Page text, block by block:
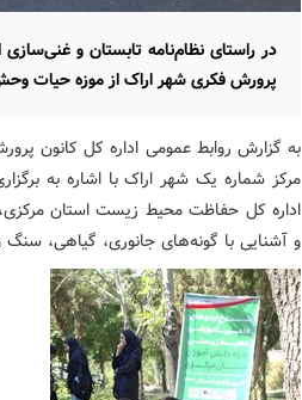
در راستای نظام‌نامه تابستان و
پرورش فکری شهر اراک از موزه حیات
به گزارش روابط عمومی اداره کل کانون
مرکز شماره یک شهر اراک با اشاره به
اداره کل حفاظت محیط زیست استان
و آشنایی با گونه‌های جانوری، گیاهی،